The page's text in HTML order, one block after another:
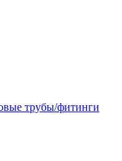
трубы/фитинги